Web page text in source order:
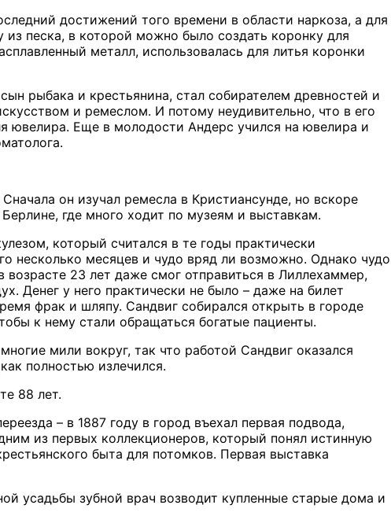
достижений того времени в области наркоза, а для
песка, в которой можно было создать коронку для
металл, использовалась для литья коронки
рыбака и крестьянина, стал собирателем древностей и
и ремеслом. И потому неудивительно, что в его
ювелира. Еще в молодости Андерс учился на ювелира и
он изучал ремесла в Кристиансунде, но вскоре
где много ходит по музеям и выставкам.
который считался в те годы практически
несколько месяцев и чудо вряд ли возможно. Однако чудо
23 лет даже смог отправиться в Лиллехаммер,
Денег у него практически не было – даже на билет
фрак и шляпу. Сандвиг собирался открыть в городе
к нему стали обращаться богатые пациенты.
мили вокруг, так что работой Сандвиг оказался
полностью излечился.
88 лет.
– в 1887 году в город въехал первая подвода,
из первых коллекционеров, который понял истинную
быта для потомков. Первая выставка
усадьбы зубной врач возводит купленные старые дома и